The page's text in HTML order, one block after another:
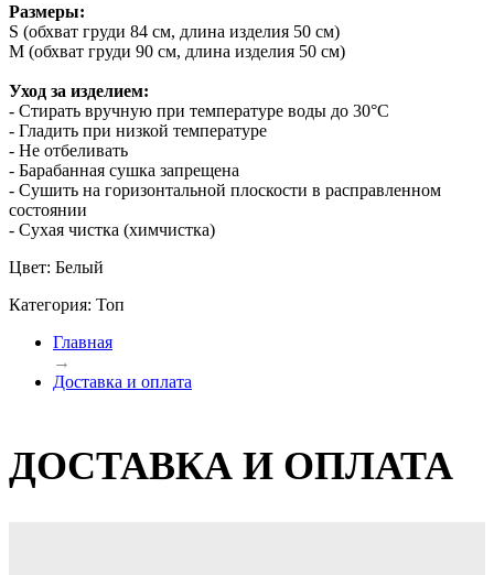
Размеры:
S (обхват груди 84 см, длина изделия 50 см)
M (обхват груди 90 см, длина изделия 50 см)
Уход за изделием:
- Стирать вручную при температуре воды до 30°C
- Гладить при низкой температуре
- Не отбеливать
- Барабанная сушка запрещена
- Сушить на горизонтальной плоскости в расправленном
состоянии
- Сухая чистка (химчистка)
Цвет: Белый
Категория: Топ
Главная
→
Доставка и оплата
ДОСТАВКА И ОПЛАТА